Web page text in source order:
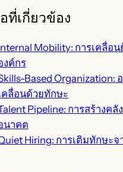
ที่เกี่ยวข้อง
Mobility: การเคลื่อ
งค์กร
Based Organization:
คลื่อนด้วยทักษะ
Pipeline: การสร้างคลั
นาคต
Hiring: การเติมทักษะจ